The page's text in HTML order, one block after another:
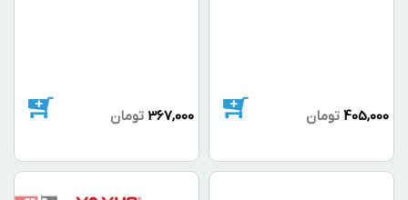
405,000 تومان 367,000 تومان